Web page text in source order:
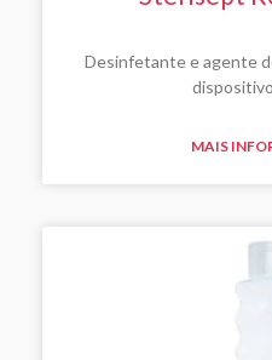
Desinfetante e agente
MAIS